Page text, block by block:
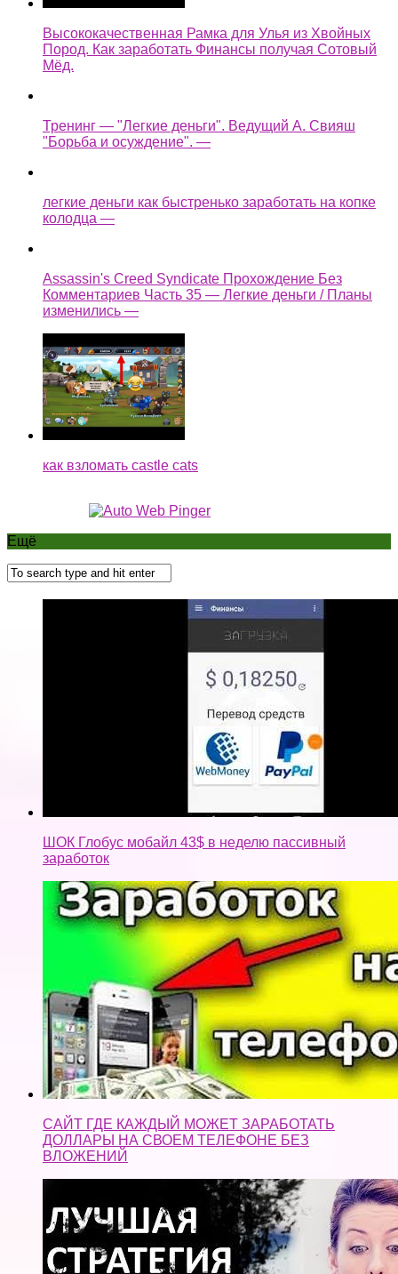
Высококачественная Рамка для Улья из Хвойных
Пород. Как заработать Финансы получая Сотовый
Мёд.
Тренинг — "Легкие деньги". Ведущий А. Свияш
"Борьба и осуждение". —
легкие деньги как быстренько заработать на копке
колодца —
Assassin's Creed Syndicate Прохождение Без
Комментариев Часть 35 — Легкие деньги / Планы
изменились —
как взломать castle cats
Ещё
ШОК Глобус мобайл 43$ в неделю пассивный
заработок
САЙТ ГДЕ КАЖДЫЙ МОЖЕТ ЗАРАБОТАТЬ
ДОЛЛАРЫ НА СВОЕМ ТЕЛЕФОНЕ БЕЗ
ВЛОЖЕНИЙ